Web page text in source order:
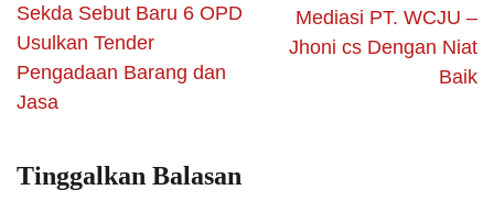
Sekda Sebut Baru 6 OPD
Usulkan Tender
Pengadaan Barang dan
Jasa
Mediasi PT. WCJU –
Jhoni cs Dengan Niat
Baik
Tinggalkan Balasan